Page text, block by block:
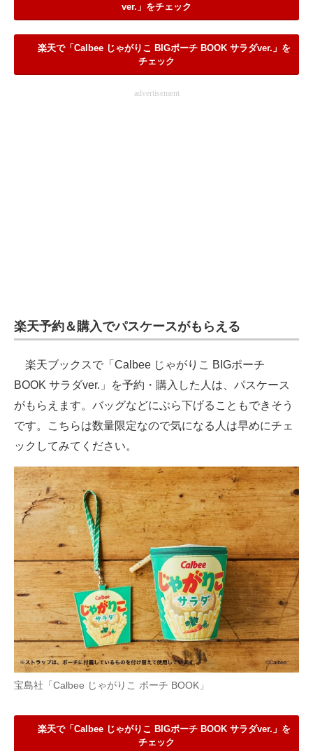
ver.」をチェック
楽天で「Calbee じゃがりこ BIGポーチ BOOK サラダver.」を
チェック
advertisement
楽天予約＆購入でパスケースがもらえる
楽天ブックスで「Calbee じゃがりこ BIGポーチ
BOOK サラダver.」を予約・購入した人は、パスケース
がもらえます。バッグなどにぶら下げることもできそう
です。こちらは数量限定なので気になる人は早めにチェ
ックしてみてください。
宝島社「Calbee じゃがりこ ポーチ BOOK」
楽天で「Calbee じゃがりこ BIGポーチ BOOK サラダver.」を
チェック